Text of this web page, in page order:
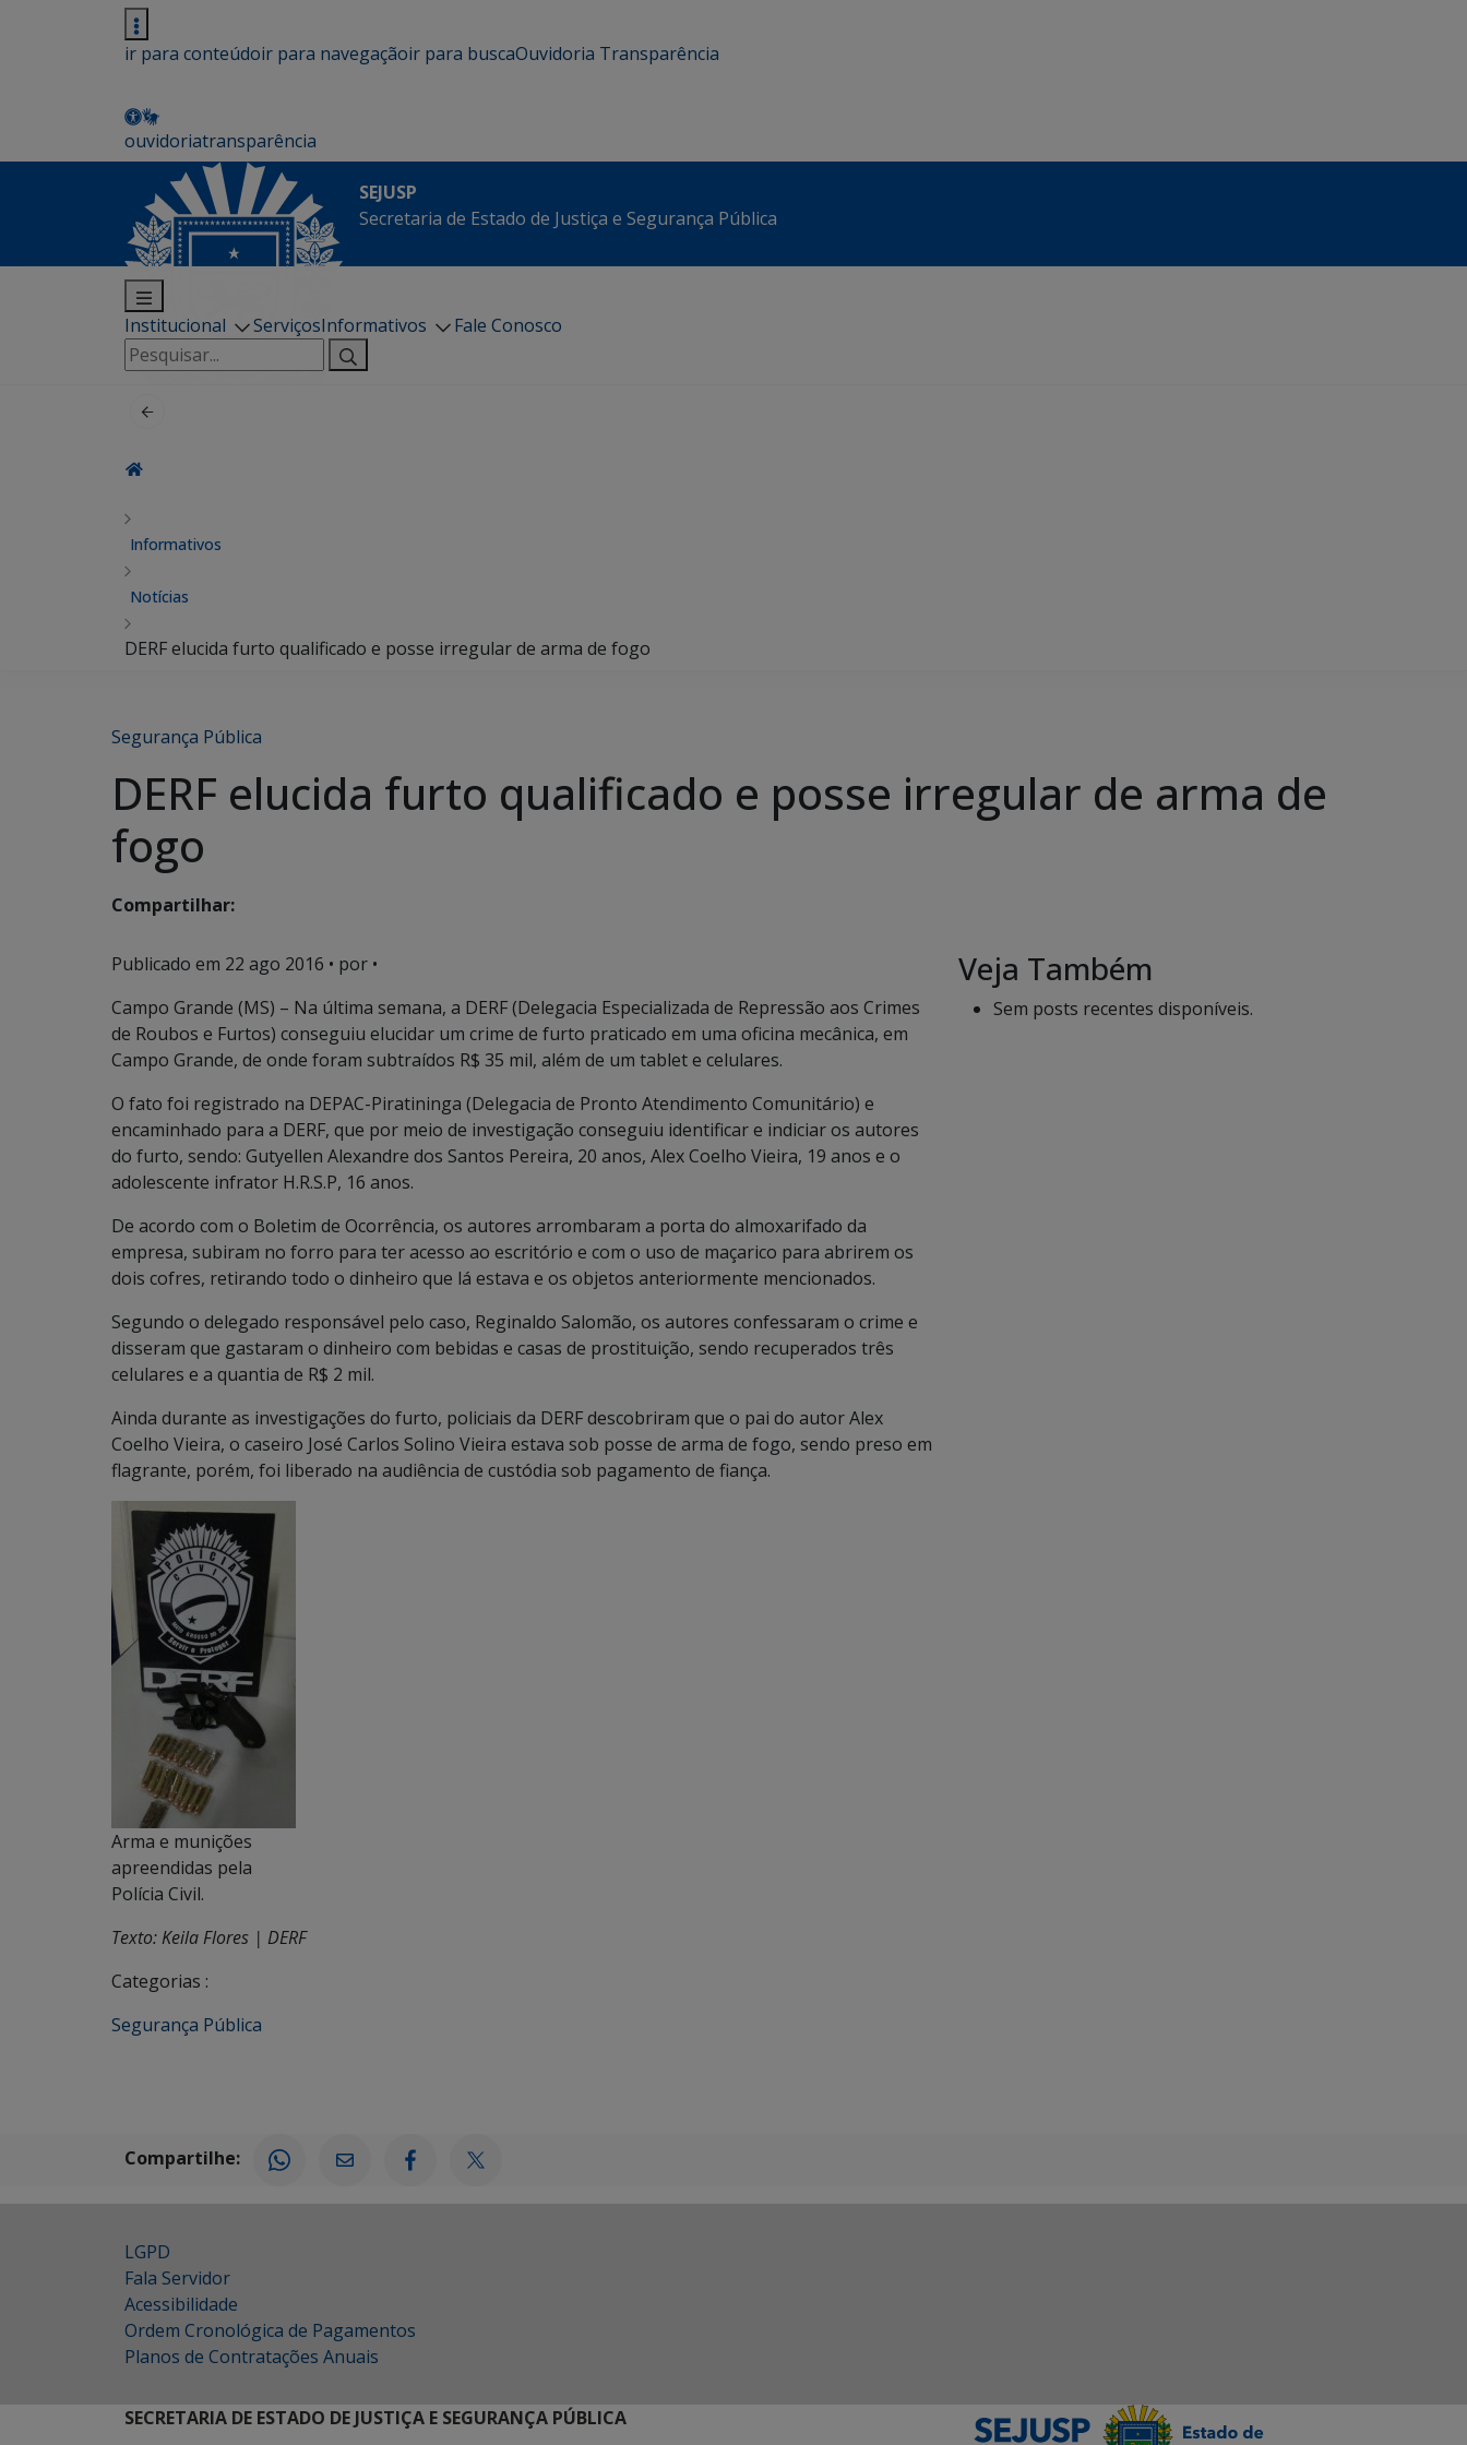
ir para conteúdoir para navegaçãoir para buscaOuvidoria Transparência
ouvidoriatransparência
SEJUSP
Secretaria de Estado de Justiça e Segurança Pública
Institucional ServiçosInformativos
Fale Conosco
Pesquisar
por:
Informativos
Notícias
DERF elucida furto qualificado e posse irregular de arma de fogo
Segurança Pública
DERF elucida furto qualificado e posse irregular de arma de
fogo
Compartilhar:
Publicado em 22 ago 2016 • por •
Campo Grande (MS) – Na última semana, a DERF (Delegacia Especializada de Repressão aos Crimes
de Roubos e Furtos) conseguiu elucidar um crime de furto praticado em uma oficina mecânica, em
Campo Grande, de onde foram subtraídos R$ 35 mil, além de um tablet e celulares.
O fato foi registrado na DEPAC-Piratininga (Delegacia de Pronto Atendimento Comunitário) e
encaminhado para a DERF, que por meio de investigação conseguiu identificar e indiciar os autores
do furto, sendo: Gutyellen Alexandre dos Santos Pereira, 20 anos, Alex Coelho Vieira, 19 anos e o
adolescente infrator H.R.S.P, 16 anos.
De acordo com o Boletim de Ocorrência, os autores arrombaram a porta do almoxarifado da
empresa, subiram no forro para ter acesso ao escritório e com o uso de maçarico para abrirem os
dois cofres, retirando todo o dinheiro que lá estava e os objetos anteriormente mencionados.
Segundo o delegado responsável pelo caso, Reginaldo Salomão, os autores confessaram o crime e
disseram que gastaram o dinheiro com bebidas e casas de prostituição, sendo recuperados três
celulares e a quantia de R$ 2 mil.
Ainda durante as investigações do furto, policiais da DERF descobriram que o pai do autor Alex
Coelho Vieira, o caseiro José Carlos Solino Vieira estava sob posse de arma de fogo, sendo preso em
flagrante, porém, foi liberado na audiência de custódia sob pagamento de fiança.
Arma e munições
apreendidas pela
Polícia Civil.
Texto: Keila Flores | DERF
Categorias :
Segurança Pública
Veja Também
Sem posts recentes disponíveis.
Compartilhe:
LGPD
Fala Servidor
Acessibilidade
Ordem Cronológica de Pagamentos
Planos de Contratações Anuais
SECRETARIA DE ESTADO DE JUSTIÇA E SEGURANÇA PÚBLICA